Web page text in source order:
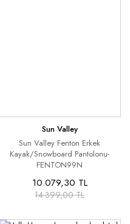
Sun Valley
Sun Valley Fenton Erkek
Kayak/Snowboard Pantolonu-
FENTON99N
10.079,30 TL
14.399,00 TL